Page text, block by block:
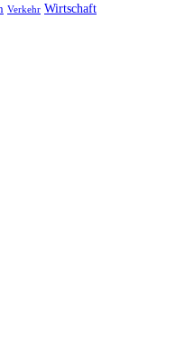
Verkehr Wirtschaft